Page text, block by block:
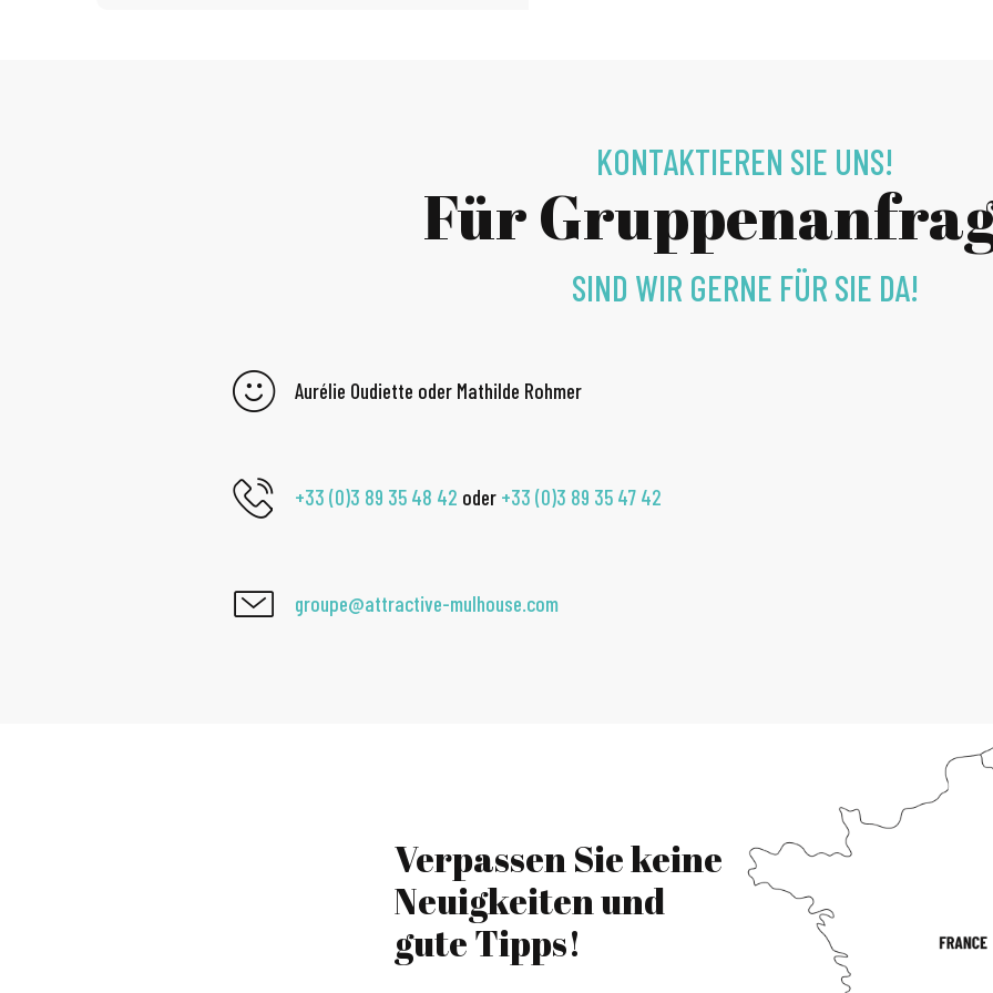
KONTAKTIEREN SIE UNS!
Für
SIND WIR GERNE FÜR SIE DA!
Aurélie Oudiette oder Mathilde Rohmer
+33 (0)3 89 35 48 42 oder +33 (0)3 89 35 47 42
groupe@attractive-mulhouse.com
Verpassen Sie keine
Neuigkeiten und
gute Tipps!